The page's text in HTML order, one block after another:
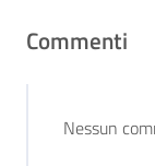
Commenti
Nessun